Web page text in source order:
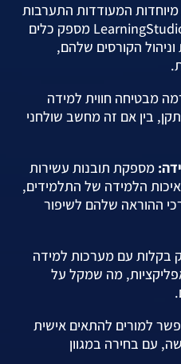
מיוחדות המעודדות התערבות
והשתתפות של התלמידים, LearningStudioAI מספק כלים
הקורסים שלהם,
מבטיחה חווית למידה
בין אם זה מחשב שולחני
מספקת תובנות עשירות
איכות הלמידה של התלמידים,
ההוראה שלהם לשיפור
עם מערכות למידה
מה שמקל על
למורים להתאים אישית
עם בחירה במגוון